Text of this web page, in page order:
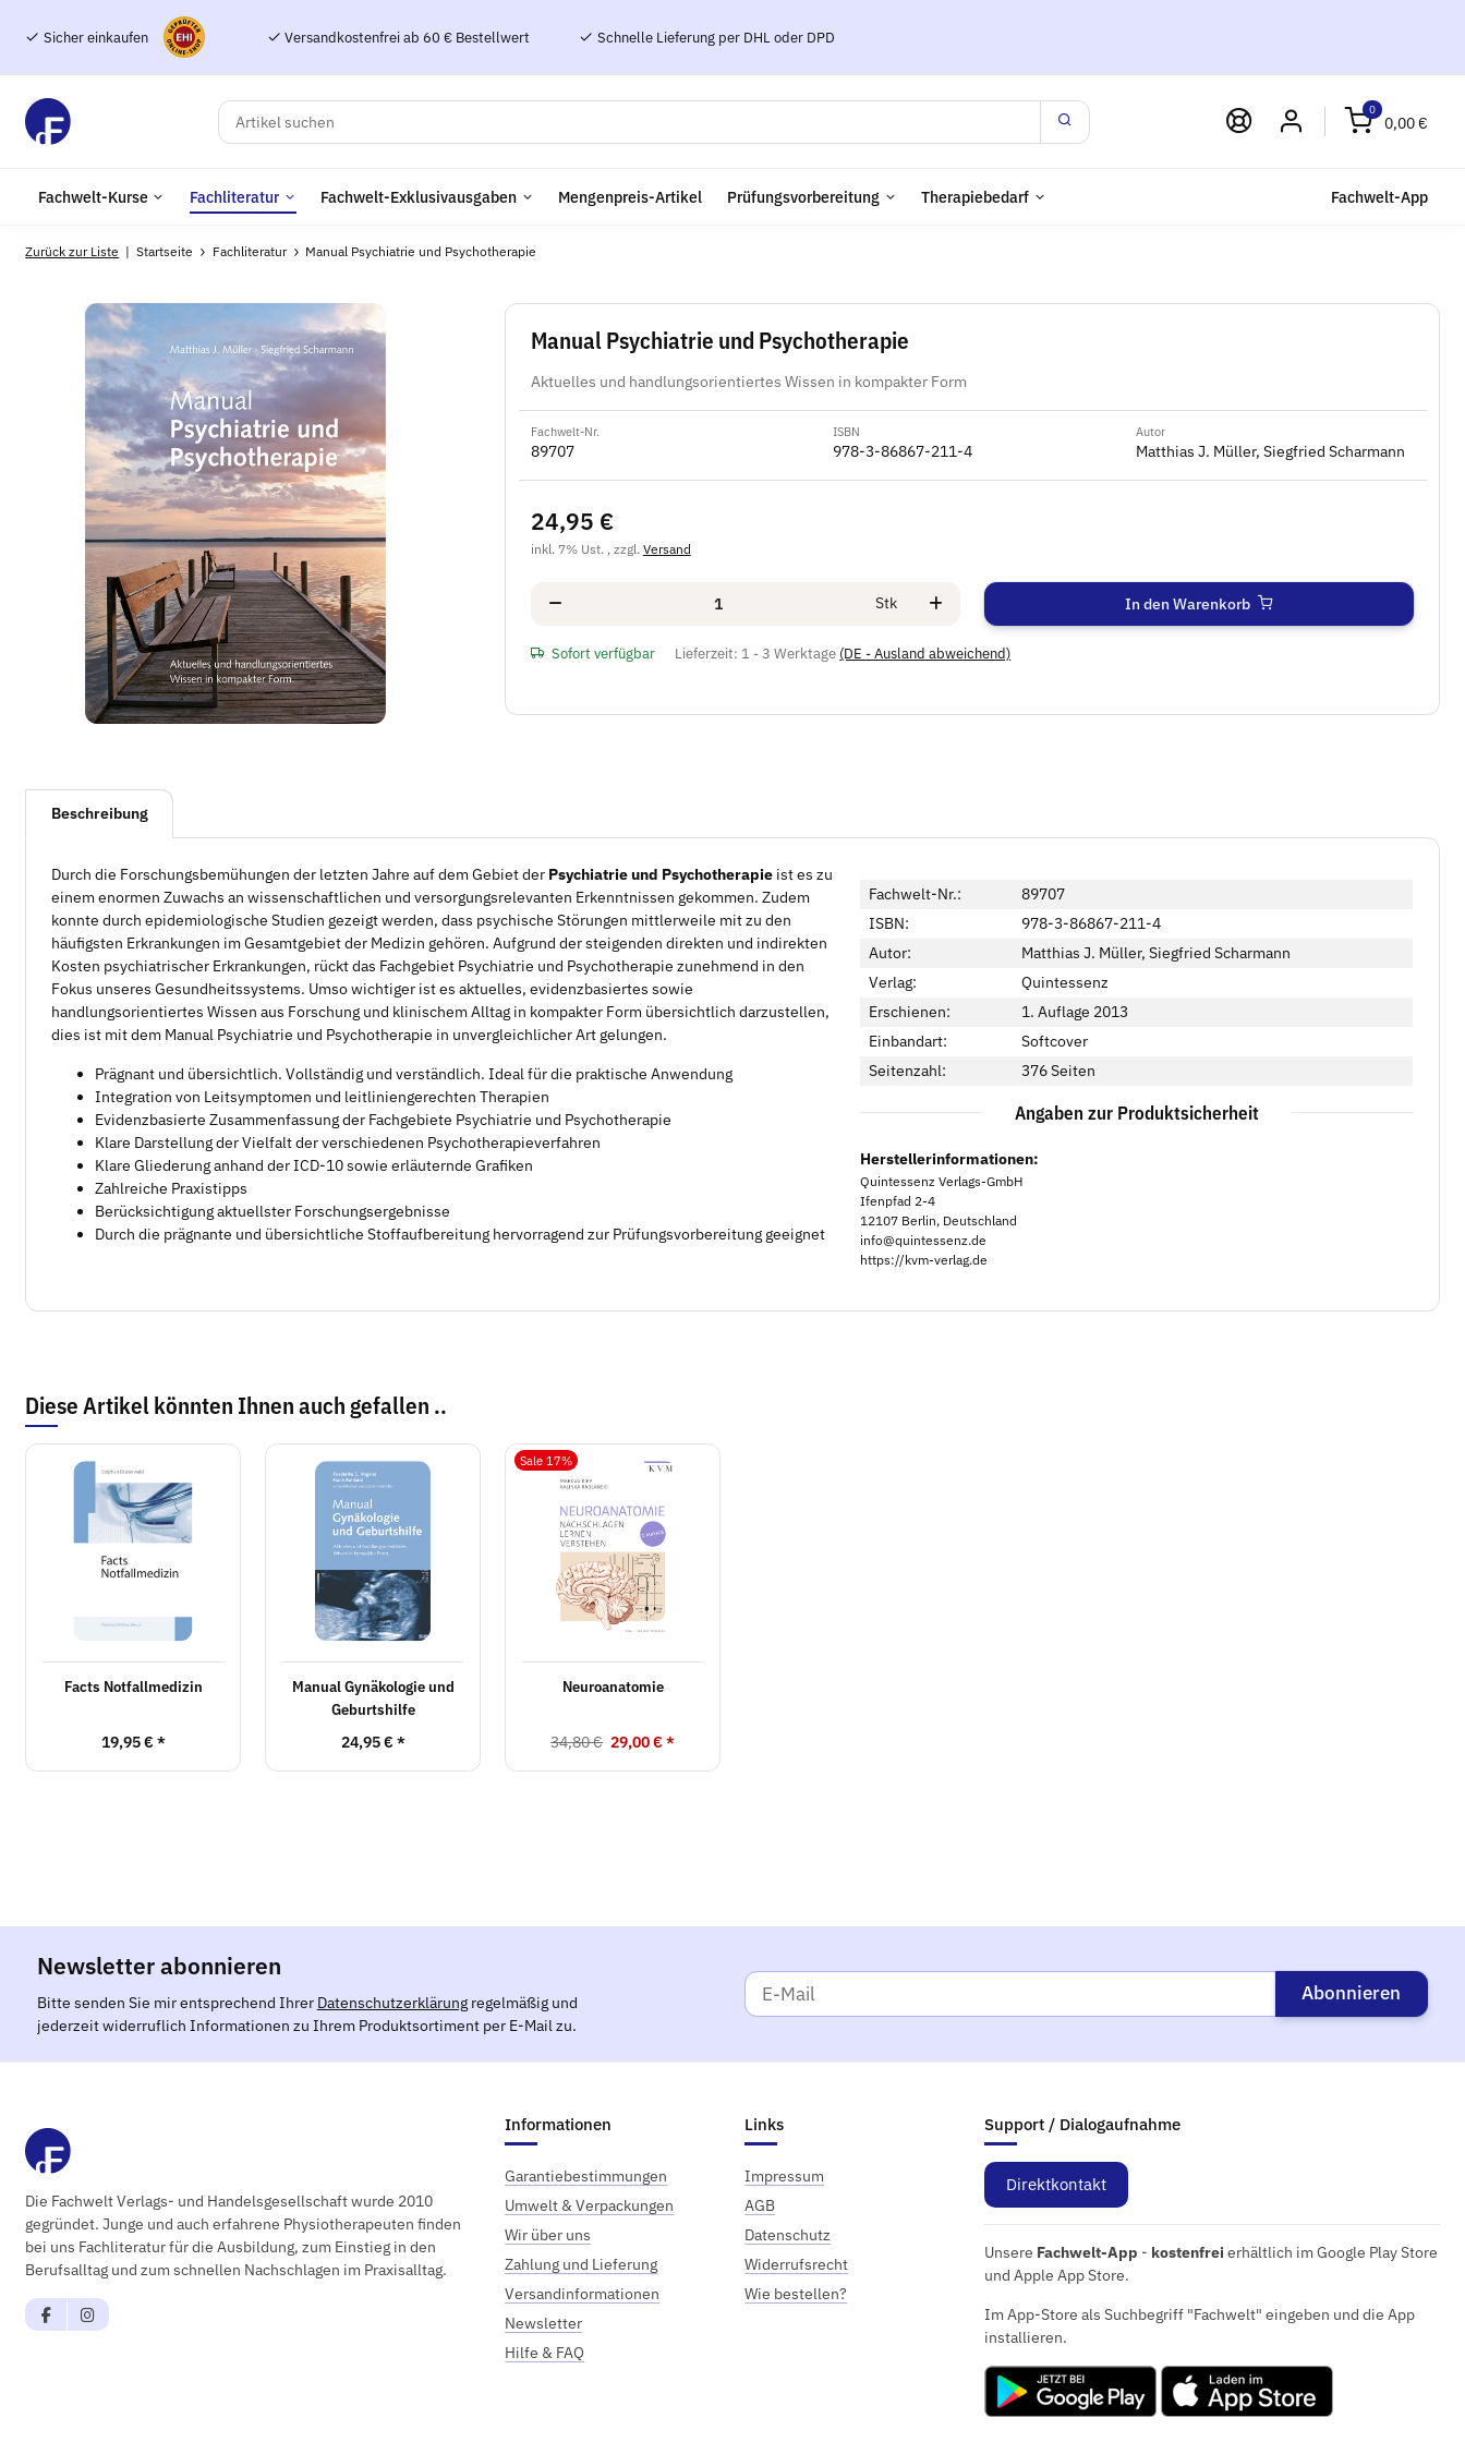
Sicher einkaufen Versandkostenfrei ab 60 € Bestellwert Schnelle Lieferung per DHL oder DPD
0
0,00 €
Fachliteratur Fachwelt-Exklusivausgaben Mengenpreis-Artikel Prüfungsvorbereitung Therapiebedarf
Fachwelt-Kurse Fachwelt-App
Zurück zur Liste Startseite Fachliteratur Manual Psychiatrie und Psychotherapie
Manual Psychiatrie und Psychotherapie
Aktuelles und handlungsorientiertes Wissen in kompakter Form
Fachwelt-Nr.
89707
ISBN
978-3-86867-211-4
Autor
Matthias J. Müller, Siegfried Scharmann
24,95 €
inkl. 7% Ust. , zzgl. Versand
Stk In den Warenkorb
Sofort verfügbar Lieferzeit: 1 - 3 Werktage (DE - Ausland abweichend)
weitere Registerkarten anzeigen
Beschreibung
Durch die Forschungsbemühungen der letzten Jahre auf dem Gebiet der Psychiatrie und Psychotherapieist es zu
einem enormen Zuwachs an wissenschaftlichen und versorgungsrelevanten Erkenntnissen gekommen. Zudem
konnte durch epidemiologische Studien gezeigt werden, dass psychische Störungen mittlerweile mit zu den
häufigsten Erkrankungen im Gesamtgebiet der Medizin gehören. Aufgrund der steigenden direkten und indirekten
Kosten psychiatrischer Erkrankungen, rückt das Fachgebiet Psychiatrie und Psychotherapie zunehmend in den
Fokus unseres Gesundheitssystems. Umso wichtiger ist es aktuelles, evidenzbasiertes sowie
handlungsorientiertes Wissen aus Forschung und klinischem Alltag in kompakter Form übersichtlich darzustellen,
dies ist mit dem Manual Psychiatrie und Psychotherapie in unvergleichlicher Art gelungen.
Prägnant und übersichtlich. Vollständig und verständlich. Ideal für die praktische Anwendung
Integration von Leitsymptomen und leitliniengerechten Therapien
Evidenzbasierte Zusammenfassung der Fachgebiete Psychiatrie und Psychotherapie
Klare Darstellung der Vielfalt der verschiedenen Psychotherapieverfahren
Klare Gliederung anhand der ICD-10 sowie erläuternde Grafiken
Zahlreiche Praxistipps
Berücksichtigung aktuellster Forschungsergebnisse
Durch die prägnante und übersichtliche Stoffaufbereitung hervorragend zur Prüfungsvorbereitung geeignet
Fachwelt-Nr.:
89707
ISBN:
978-3-86867-211-4
Autor:
Matthias J. Müller, Siegfried Scharmann
Verlag:
Quintessenz
Erschienen:
1. Auflage 2013
Einbandart:
Softcover
Seitenzahl:
376 Seiten
Angaben zur Produktsicherheit
Herstellerinformationen:
Quintessenz Verlags-GmbH
Ifenpfad 2-4
12107 Berlin, Deutschland
info@quintessenz.de
https://kvm-verlag.de
Diese Artikel könnten Ihnen auch gefallen ..
Facts Notfallmedizin
19,95 € *
Manual Gynäkologie und
Geburtshilfe
24,95 € *
Sale 17%
Neuroanatomie
34,80 € 29,00 € *
Newsletter abonnieren
Bitte senden Sie mir entsprechend Ihrer Datenschutzerklärungregelmäßig und
jederzeit widerruflich Informationen zu Ihrem Produktsortiment per E-Mail zu.
Abonnieren
Die Fachwelt Verlags- und Handelsgesellschaft wurde 2010
gegründet. Junge und auch erfahrene Physiotherapeuten finden
bei uns Fachliteratur für die Ausbildung, zum Einstieg in den
Berufsalltag und zum schnellen Nachschlagen im Praxisalltag.
Informationen
Garantiebestimmungen
Umwelt & Verpackungen
Wir über uns
Zahlung und Lieferung
Versandinformationen
Newsletter
Hilfe & FAQ
Links
Impressum
AGB
Datenschutz
Widerrufsrecht
Wie bestellen?
Support / Dialogaufnahme
Direktkontakt
Unsere Fachwelt-App - kostenfreierhältlich im Google Play Store
und Apple App Store.
Im App-Store als Suchbegriff "Fachwelt" eingeben und die App
installieren.